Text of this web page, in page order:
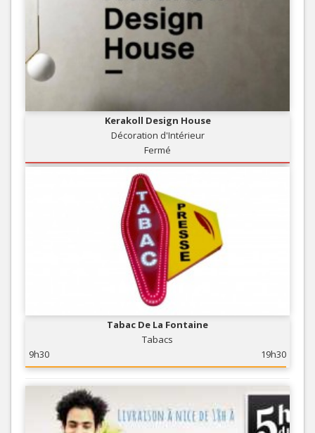
Kerakoll Design House
Décoration d'Intérieur
Fermé
Tabac De La Fontaine
Tabacs
9h30
19h30